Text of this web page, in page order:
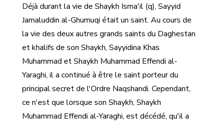
Déjà durant la vie de Shaykh Isma'il (q), Sayyid
Jamaluddin al-Ghumuqi était un saint. Au cours de
la vie des deux autres grands saints du Daghestan
et khalifs de son Shaykh, Sayyidina Khas
Muhammad et Shaykh Muhammad Effendi al-
Yaraghi, il a continué à être le saint porteur du
principal secret de l'Ordre Naqshandi. Cependant,
ce n'est que lorsque son Shaykh, Shaykh
Muhammad Effendi al-Yaraghi, est décédé, qu'il a